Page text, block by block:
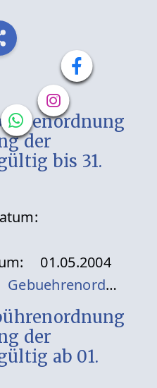
der
bis 31.
01.05.2004
Gebuehrenordnung_Stadtbuecherei_2004.pdf
der
ab 01.